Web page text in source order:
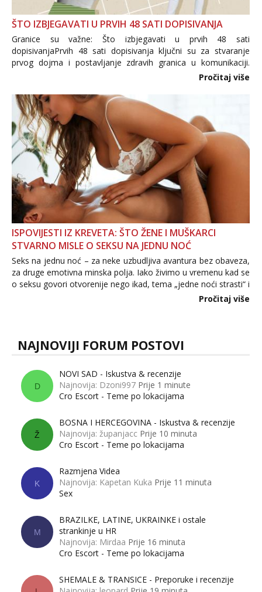
ŠTO IZBJEGAVATI U PRVIH 48 SATI DOPISIVANJA
Granice su važne: Što izbjegavati u prvih 48 sati
dopisivanjaPrvih 48 sati dopisivanja ključni su za stvaranje
prvog dojma i postavljanje zdravih granica u komunikaciji.
Važno je izbjeći prebrzo otkrivanje osobnih ili intimnih
informacija, jer nepoznata osoba još nije zaslužila to
povjerenje. Takođe...
Pročitaj više
ISPOVIJESTI IZ KREVETA: ŠTO ŽENE I MUŠKARCI
STVARNO MISLE O SEKSU NA JEDNU NOĆ
Seks na jednu noć – za neke uzbudljiva avantura bez obaveza,
za druge emotivna minska polja. Iako živimo u vremenu kad se
o seksu govori otvorenije nego ikad, tema „jedne noći strasti“ i
dalje izaziva burne rasprave. Što zapravo misle žene, a što
Pročitaj više
NAJNOVIJI FORUM POSTOVI
D
NOVI SAD - Iskustva & recenzije
Najnovija: Dzoni997 Prije 1 minute
Cro Escort - Teme po lokacijama
Ž
BOSNA I HERCEGOVINA - Iskustva & recenzije
Najnovija: županjacc Prije 10 minuta
Cro Escort - Teme po lokacijama
K
Razmjena Videa
Najnovija: Kapetan Kuka Prije 11 minuta
Sex
M
BRAZILKE, LATINE, UKRAINKE i ostale
strankinje u HR
Najnovija: Mirdaa Prije 16 minuta
Cro Escort - Teme po lokacijama
SHEMALE & TRANSICE - Preporuke i recenzije